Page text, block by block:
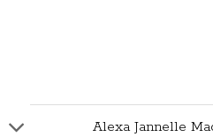
Alexa Jannelle